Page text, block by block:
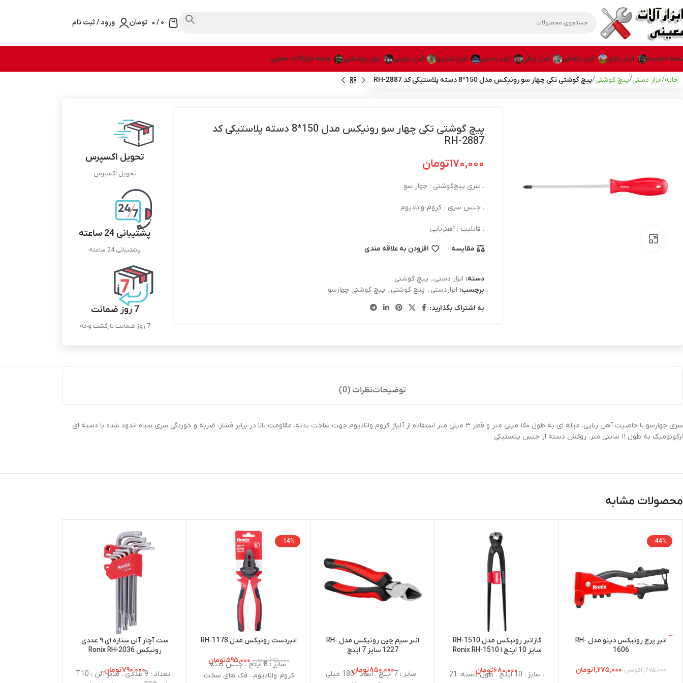
0
/۰ تومان ورود / ثبت نام
نخست ابزار بادی ابزار باغبانی ابزار برقی ابزار دستی ابزار شارژی ابزار بنزینی ابزار روشنایی مجله ابزارآلات معینی
خانه ابزار دستی پیچ گوشتی پیچ گوشتی تکی چهار سو رونیکس مدل 150*8 دسته پلاستیکی کد RH-2887
پیچ گوشتی تکی چهار سو رونیکس مدل 150*8 دسته پلاستیکی کد
RH-2887
۱۷۰,۰۰۰تومان
. سری پیچ‌گوشتی : چهار سو
. جنس سری : کروم-وانادیوم
. قابلیت : آهنربایی
مقایسه افزودن به علاقه مندی
دسته: ابزار دستی , پیچ گوشتی
برچسب: ابزاردستی , پیچ گوشتی , پیچ گوشتی چهارسو
به اشتراک بگذارید:
تحویل اکسپرس
تحویل اکسپرس
پشتیبانی 24 ساعته
پشتیبانی 24 ساعته
7 روز ضمانت
7 روز ضمانت بازگشت وجه
توضیحاتنظرات (0)
سری چهارسو با خاصیت آهن ربایی، میله ای به طول ۱۵۰ میلی متر و قطر ۳ میلی متر استفاده از آلیاژ کروم وانادیوم جهت ساخت بدنه، مقاومت بالا در برابر فشار، ضربه و خوردگی سری سیاه اندود شده با دسته ای
ارگونومیک به طول ۱۱ سانتی متر، روکش دسته از جنس پلاستیکی
محصولات مشابه
-44%
انبر پرچ رونیکس دینو مدل RH-
1606
۲,۲۷۵,۰۰۰تومان ۱,۲۷۵,۰۰۰تومان
گازانبر رونیکس مدل RH-1510
سایز 10 اینچ ا Ronix RH-1510
۶۸۰,۰۰۰تومان
. سایز : 10 اینچ . طول دسته: 21
انبر سیم چین رونیکس مدل RH-
1227 سایز 7 اینچ
۸۵۰,۰۰۰تومان
. سایز : 7 اینچ . ابعاد : 180 میلی
-14%
انبردست رونيكس مدل RH-1178
۶۹۵,۰۰۰تومان ۵۹۵,۰۰۰تومان
. سایز : 8 اینچ . جنس بدنه:
کروم-وانادیوم . فک های سخت
ست آچار آلن ستاره ای ۹ عددی
رونیکس Ronix RH-2036
۷۹۰,۰۰۰تومان
. تعداد : 9 عددی . سایز آلن : T10